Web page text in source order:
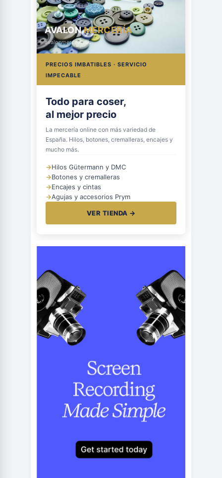
AVALONMERCERÍA
avalonmerceria.es
PRECIOS IMBATIBLES · SERVICIO
IMPECABLE
Todo para coser,
al mejor precio
La mercería online con más variedad de
España. Hilos, botones, cremalleras, encajes y
mucho más.
→Hilos Gütermann y DMC
→Botones y cremalleras
→Encajes y cintas
→Agujas y accesorios Prym
VER TIENDA →